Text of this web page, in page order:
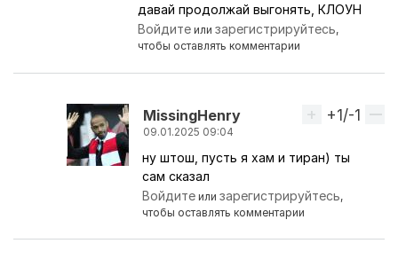
давай продолжай выгонять, КЛОУН
Войдите илизарегистрируйтесь,
чтобы оставлять комментарии
MissingHenry
09.01.2025 09:04
Ответ на комментарий пользователя
Вверх
+1/-1
ну штош, пусть я хам и тиран) ты
сам сказал
Войдите илизарегистрируйтесь,
чтобы оставлять комментарии